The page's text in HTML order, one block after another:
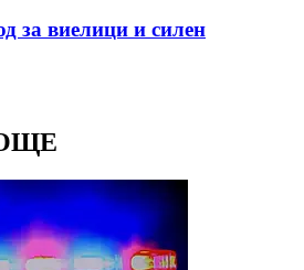
за виелици и силен